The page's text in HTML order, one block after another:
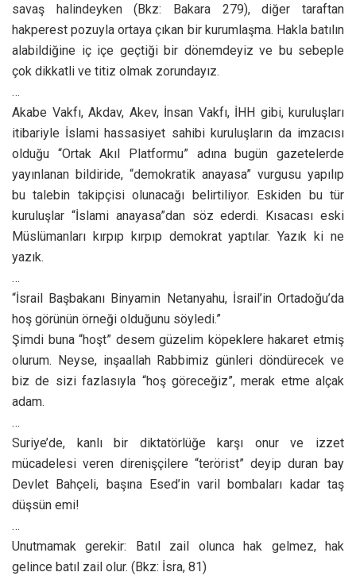
savaş halindeyken (Bkz: Bakara 279), diğer taraftan
hakperest pozuyla ortaya çıkan bir kurumlaşma. Hakla batılın
alabildiğine iç içe geçtiği bir dönemdeyiz ve bu sebeple
çok dikkatli ve titiz olmak zorundayız.
…
Akabe Vakfı, Akdav, Akev, İnsan Vakfı, İHH gibi, kuruluşları
itibariyle İslami hassasiyet sahibi kuruluşların da imzacısı
olduğu “Ortak Akıl Platformu” adına bugün gazetelerde
yayınlanan bildiride, “demokratik anayasa” vurgusu yapılıp
bu talebin takipçisi olunacağı belirtiliyor. Eskiden bu tür
kuruluşlar “İslami anayasa”dan söz ederdi. Kısacası eski
Müslümanları kırpıp kırpıp demokrat yaptılar. Yazık ki ne
yazık.
…
“İsrail Başbakanı Binyamin Netanyahu, İsrail’in Ortadoğu’da
hoş görünün örneği olduğunu söyledi.”
Şimdi buna “hoşt” desem güzelim köpeklere hakaret etmiş
olurum. Neyse, inşaallah Rabbimiz günleri döndürecek ve
biz de sizi fazlasıyla “hoş göreceğiz”, merak etme alçak
adam.
…
Suriye’de, kanlı bir diktatörlüğe karşı onur ve izzet
mücadelesi veren direnişçilere “terörist” deyip duran bay
Devlet Bahçeli, başına Esed’in varil bombaları kadar taş
düşsün emi!
…
Unutmamak gerekir: Batıl zail olunca hak gelmez, hak
gelince batıl zail olur. (Bkz: İsra, 81)